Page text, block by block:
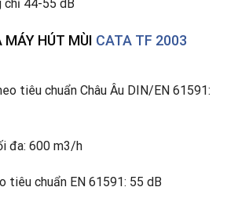
44-55 dB
MÁY HÚT MÙI CATA TF 2003
tiêu chuẩn Châu Âu DIN/EN 61591:
đa: 600 m3/h
tiêu chuẩn EN 61591: 55 dB